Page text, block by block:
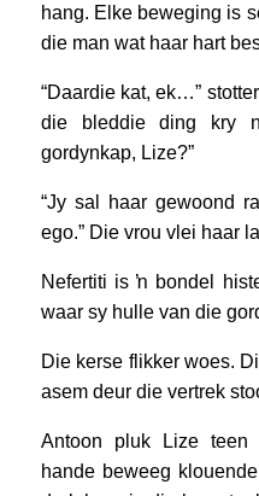
hang. Elke beweging is
die man wat haar hart
“Daardie kat, ek…”
die bleddie ding kry
gordynkap, Lize?”
“Jy sal haar gewoond
ego.” Die vrou vlei haar
Nefertiti is ŉ bondel
waar sy hulle van die
Die kerse flikker woes.
asem deur die vertrek
Antoon pluk Lize
hande beweeg